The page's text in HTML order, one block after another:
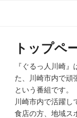
トップペ
『ぐるっ人川崎
た、川崎市内で頑
という番組です。
川崎市内で活躍し
食店の方、地域ス